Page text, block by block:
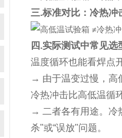
三.标准对比：冷热冲
四.实际测试中常见选
温度循环也能看焊点
→ 由于温变过慢，高
冷热冲击比高低温循
→ 二者各有用途。冷
杀"或“误放"问题。